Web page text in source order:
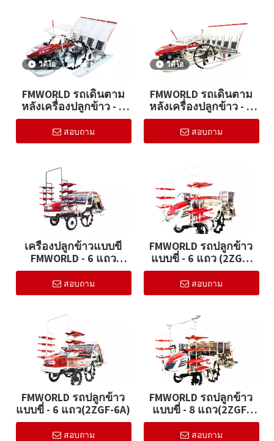
วิดีโอ
FMWORLD รถเดินตาม
หลังเครื่องปลูกข้าว - 4
แถว (2ZS-4)
สอบถาม
วิดีโอ
FMWORLD รถเดินตาม
หลังเครื่องปลูกข้าว - 6
แถว (2ZS-6)
สอบถาม
เครื่องปลูกข้าวแบบขี่
FMWORLD - 6 แถว
(2ZGF-6B)
สอบถาม
FMWORLD รถปลูกข้าว
แบบขี่ - 6 แถว (2ZGF-
6E)
สอบถาม
FMWORLD รถปลูกข้าว
แบบขี่ - 6 แถว(2ZGF-6A)
สอบถาม
FMWORLD รถปลูกข้าว
แบบขี่ - 8 แถว(2ZGF-
8G)
สอบถาม